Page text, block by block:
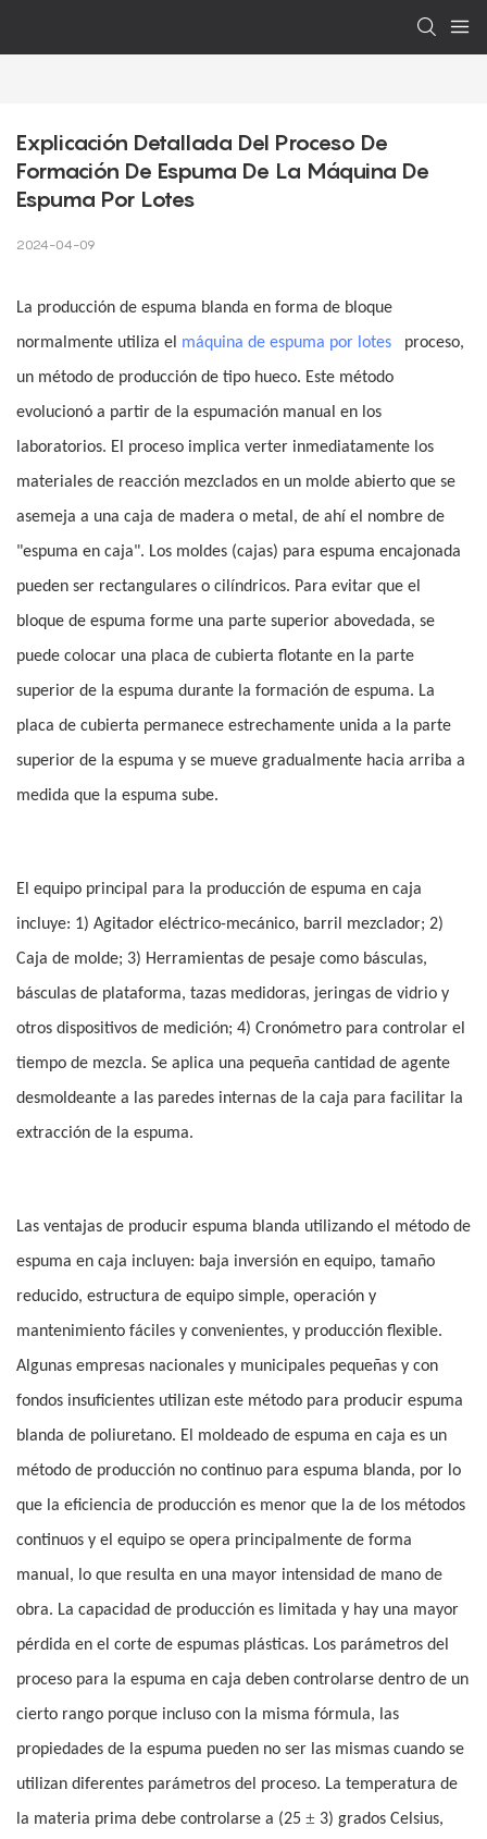
Explicación Detallada Del Proceso De
Formación De Espuma De La Máquina De
Espuma Por Lotes
2024-04-09
La producción de espuma blanda en forma de bloque
normalmente utiliza el máquina de espuma por lotes
proceso,
un método de producción de tipo hueco. Este método
evolucionó a partir de la espumación manual en los
laboratorios. El proceso implica verter inmediatamente los
materiales de reacción mezclados en un molde abierto que se
asemeja a una caja de madera o metal, de ahí el nombre de
"espuma en caja". Los moldes (cajas) para espuma encajonada
pueden ser rectangulares o cilíndricos. Para evitar que el
bloque de espuma forme una parte superior abovedada, se
puede colocar una placa de cubierta flotante en la parte
superior de la espuma durante la formación de espuma. La
placa de cubierta permanece estrechamente unida a la parte
superior de la espuma y se mueve gradualmente hacia arriba a
medida que la espuma sube.
El equipo principal para la producción de espuma en caja
incluye: 1) Agitador eléctrico-mecánico, barril mezclador; 2)
Caja de molde; 3) Herramientas de pesaje como básculas,
básculas de plataforma, tazas medidoras, jeringas de vidrio y
otros dispositivos de medición; 4) Cronómetro para controlar el
tiempo de mezcla. Se aplica una pequeña cantidad de agente
desmoldeante a las paredes internas de la caja para facilitar la
extracción de la espuma.
Las ventajas de producir espuma blanda utilizando el método de
espuma en caja incluyen: baja inversión en equipo, tamaño
reducido, estructura de equipo simple, operación y
mantenimiento fáciles y convenientes, y producción flexible.
Algunas empresas nacionales y municipales pequeñas y con
fondos insuficientes utilizan este método para producir espuma
blanda de poliuretano. El moldeado de espuma en caja es un
método de producción no continuo para espuma blanda, por lo
que la eficiencia de producción es menor que la de los métodos
continuos y el equipo se opera principalmente de forma
manual, lo que resulta en una mayor intensidad de mano de
obra. La capacidad de producción es limitada y hay una mayor
pérdida en el corte de espumas plásticas. Los parámetros del
proceso para la espuma en caja deben controlarse dentro de un
cierto rango porque incluso con la misma fórmula, las
propiedades de la espuma pueden no ser las mismas cuando se
utilizan diferentes parámetros del proceso. La temperatura de
la materia prima debe controlarse a (25 ± 3) grados Celsius,